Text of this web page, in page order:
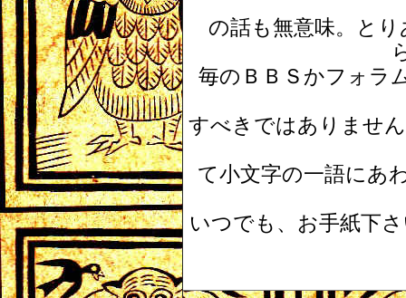
の話も無意味。と
毎のＢＢＳかフォラ
すべきではありませ
て小文字の一語にあ
いつでも、お手紙下